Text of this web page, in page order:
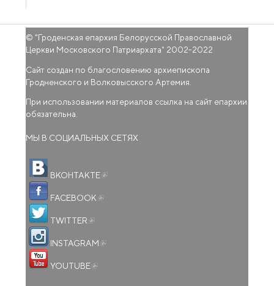
© "Гроденская епархия Белорусской Православной
Церкви Московского Патриархата" 2002-2022
Сайт создан по благословению архиепископа
Гродненского и Волковысского Артемия.
При использовании материалов ссылка на сайт епархии
обязательна.
МЫ В СОЦИАЛЬНЫХ СЕТЯХ
ВКОНТАКТЕ
FACEBOOK
TWITTER
INSTAGRAM
YOUTUBE